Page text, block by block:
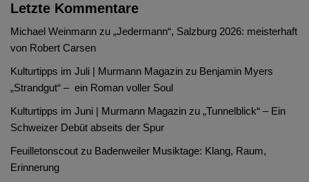
Letzte Kommentare
Michael Weinmann zu „Jedermann“, Salzburg 2026: meisterhaft
von Robert Carsen
Kulturtipps im Juli | Murmann Magazin zu Benjamin Myers
„Strandgut“ – ein Roman voller Soul
Kulturtipps im Juni | Murmann Magazin zu „Tunnelblick“ – Ein
Schweizer Debüt abseits der Spur
Feuilletonscout zu Badenweiler Musiktage: Klang, Raum,
Erinnerung